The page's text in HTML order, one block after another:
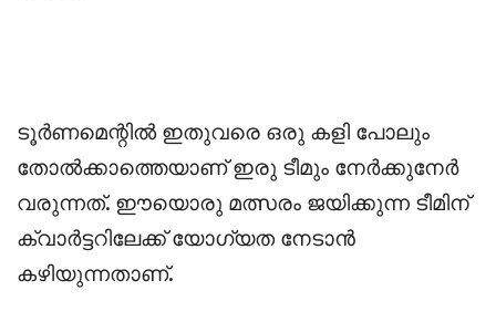
‎ടൂർണമെന്റിൽ ഇതുവരെ ഒരു കളി പോലും
തോൽക്കാത്തെയാണ് ഇരു ടീമും നേർക്കുനേർ
വരുന്നത്. ഈയൊരു മത്സരം ജയിക്കുന്ന ടീമിന്
ക്വാർട്ടറിലേക്ക് യോഗ്യത നേടാൻ
കഴിയുന്നതാണ്.